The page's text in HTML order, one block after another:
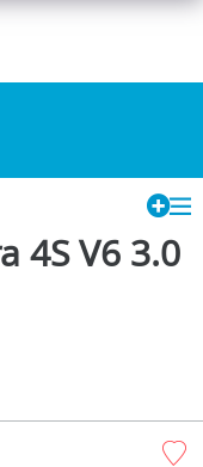
4S V6 3.0